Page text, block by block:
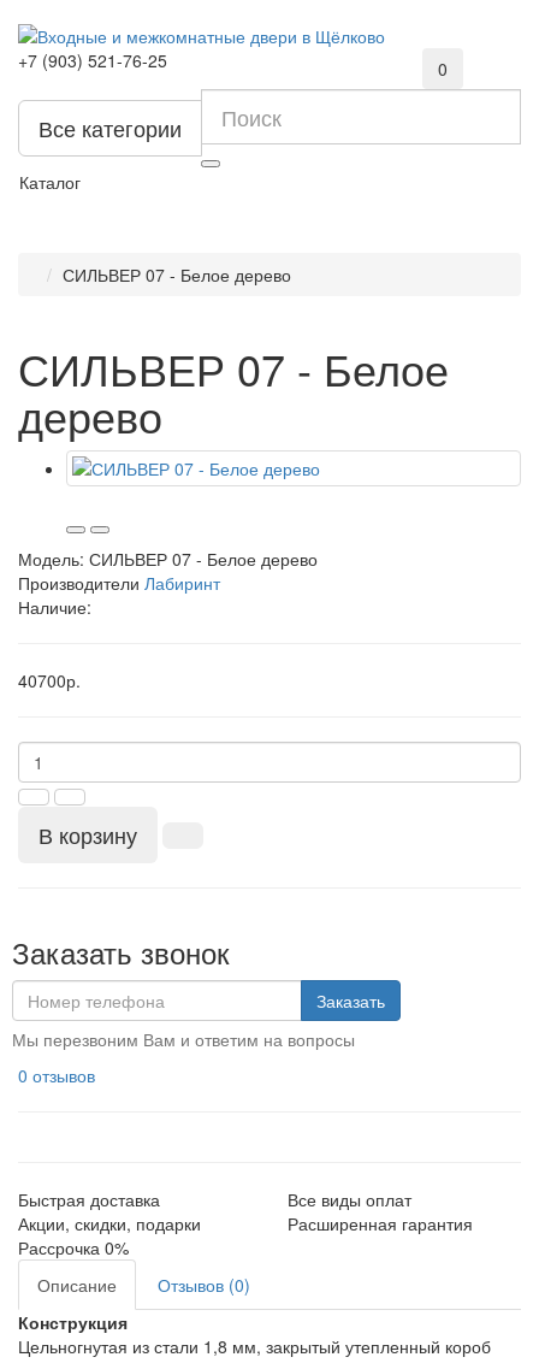
+7 (903) 521-76-25 0
Все категории
Каталог
СИЛЬВЕР 07 - Белое дерево
СИЛЬВЕР 07 - Белое
дерево
Модель: СИЛЬВЕР 07 - Белое дерево
Производители Лабиринт
Наличие:
40700р.
В корзину
Заказать звонок
Заказать
Мы перезвоним Вам и ответим на вопросы
0 отзывов
Быстрая доставка
Все виды оплат
Акции, скидки, подарки
Расширенная гарантия
Рассрочка 0%
Описание
Отзывов (0)
Конструкция
Цельногнутая из стали 1,8 мм, закрытый утепленный короб